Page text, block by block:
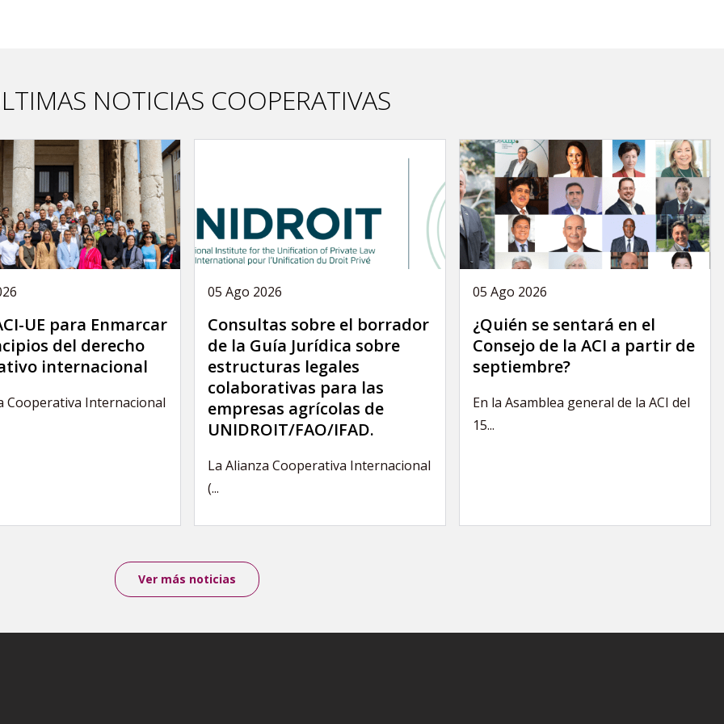
NOTICIAS COOPERATIVAS
UE para Enmarcar
del derecho
internacional
Cooperativa Internacional
05 Ago 2026
Consultas sobre el borrador
de la Guía Jurídica sobre
estructuras legales
colaborativas para las
empresas agrícolas de
UNIDROIT/FAO/IFAD.
La Alianza Cooperativa Internacional
(...
05 Ago 2026
¿Quién se sentará en el
Consejo de la ACI a partir de
septiembre?
En la Asamblea general de la ACI del
15...
Ver más noticias